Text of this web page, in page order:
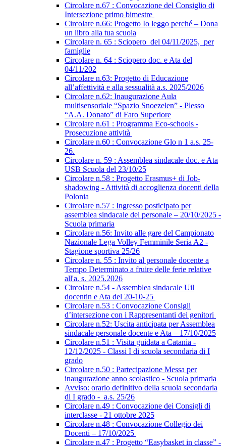
Circolare n.67 : Convocazione del Consiglio di
Intersezione primo bimestre
Circolare n.66: Progetto Io leggo perché – Dona
un libro alla tua scuola
Circolare n. 65 : Sciopero del 04/11/2025, per
famiglie
Circolare n. 64 : Sciopero doc. e Ata del
04/11/202
Circolare n.63: Progetto di Educazione
all’affettività e alla sessualità a.s. 2025/2026
Circolare n.62: Inaugurazione Aula
multisensoriale “Spazio Snoezelen” - Plesso
“A.A. Donato” di Faro Superiore
Circolare n.61 : Programma Eco-schools -
Prosecuzione attività
Circolare n.60 : Convocazione Glo n 1 a.s. 25-
26.
Circolare n. 59 : Assemblea sindacale doc. e Ata
USB Scuola del 23/10/25
Circolare n.58 : Progetto Erasmus+ di Job-
shadowing - Attività di accoglienza docenti della
Polonia
Circolare n.57 : Ingresso posticipato per
assemblea sindacale del personale – 20/10/2025 -
Scuola primaria
Circolare n.56: Invito alle gare del Campionato
Nazionale Lega Volley Femminile Seria A2 -
Stagione sportiva 25/26
Circolare n. 55 : Invito al personale docente a
Tempo Determinato a fruire delle ferie relative
all'a. s. 2025.2026
Circolare n.54 - Assemblea sindacale Uil
docentin e Ata del 20-10-25
Circolare n.53 : Convocazione Consigli
d’intersezione con i Rappresentanti dei genitori
Circolare n.52: Uscita anticipata per Assemblea
sindacale personale docente e Ata – 17/10/2025
Circolare n.51 : Visita guidata a Catania -
12/12/2025 - Classi I di scuola secondaria di I
grado
Circolare n.50 : Partecipazione Messa per
inaugurazione anno scolastico - Scuola primaria
Avviso: orario definitivo della scuola secondaria
di I grado - a.s. 25/26
Circolare n.49 : Convocazione dei Consigli di
interclasse - 21 ottobre 2025
Circolare n.48 : Convocazione Collegio dei
Docenti – 17/10/2025
Circolare n.47 : Progetto “Easybasket in classe” -